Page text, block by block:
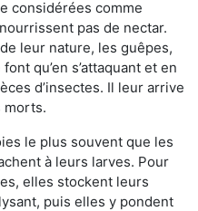
considérées comme
pas de nectar.
leur nature, les guêpes,
qu’en s’attaquant et en
d’insectes. Il leur arrive
morts.
le plus souvent que les
à leurs larves. Pour
elles stockent leurs
puis elles y pondent